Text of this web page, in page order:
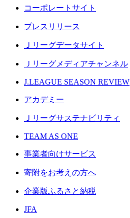
コーポレートサイト
プレスリリース
Ｊリーグデータサイト
Ｊリーグメディアチャンネル
J.LEAGUE SEASON REVIEW
アカデミー
Ｊリーグサステナビリティ
TEAM AS ONE
事業者向けサービス
寄附をお考えの方へ
企業版ふるさと納税
JFA